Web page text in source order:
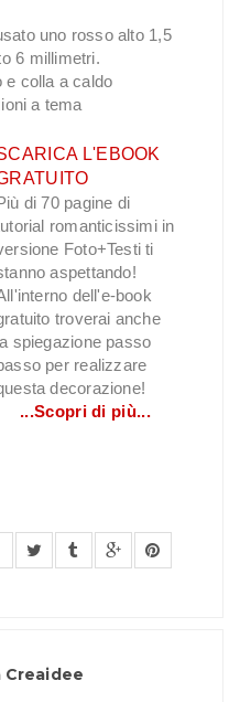
uno rosso alto 1,5
6 millimetri.
e colla a caldo
a tema
L'EBOOK
di 70 pagine di
romanticissimi in
Foto+Testi ti
aspettando!
dell'e-book
troverai anche
spiegazione passo
per realizzare
decorazione!
...Scopri di più...
Creaidee